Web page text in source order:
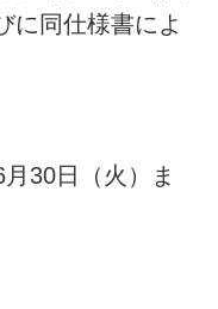
に同仕様書によ
30日（火）ま